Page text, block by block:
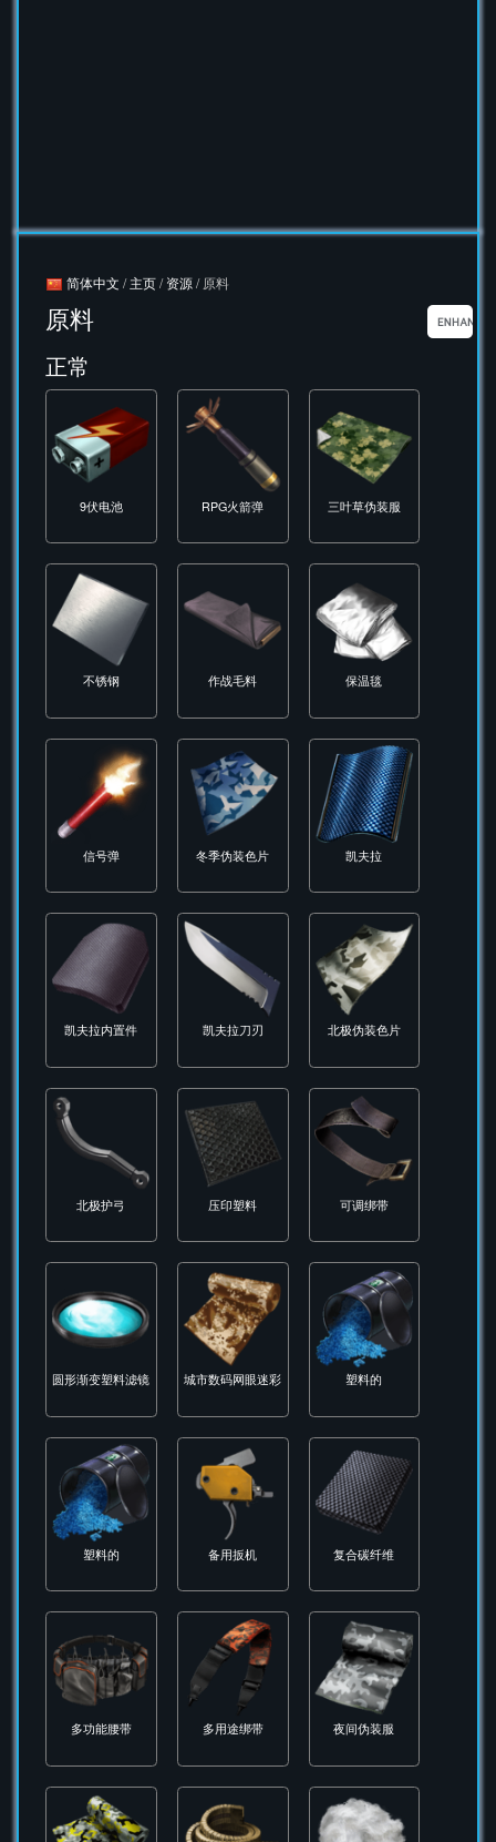
简体中文 /主页/资源/ 原料
原料
正常
9伏电池 RPG火箭弹 三叶草伪装服
不锈钢 作战毛料 保温毯
信号弹 冬季伪装色片
凯夫拉内置件 凯夫拉刀刃 北极伪装色片
圆形渐变塑料滤镜 城市数码网眼迷彩 塑料的